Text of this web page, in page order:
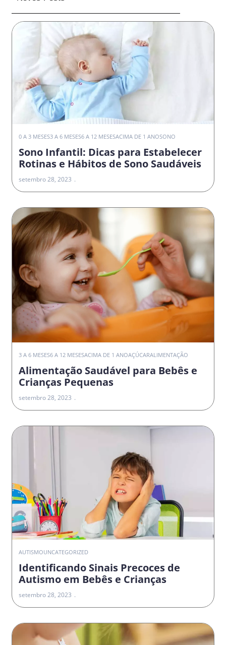
0 A 3 MESES3 A 6 MESES6 A 12 MESESACIMA DE 1 ANOSONO
Sono Infantil: Dicas para Estabelecer
Rotinas e Hábitos de Sono Saudáveis
setembro 28, 2023
3 A 6 MESES6 A 12 MESESACIMA DE 1 ANOAÇÚCARALIMENTAÇÃO
Alimentação Saudável para Bebês e
Crianças Pequenas
setembro 28, 2023
AUTISMOUNCATEGORIZED
Identificando Sinais Precoces de
Autismo em Bebês e Crianças
setembro 28, 2023